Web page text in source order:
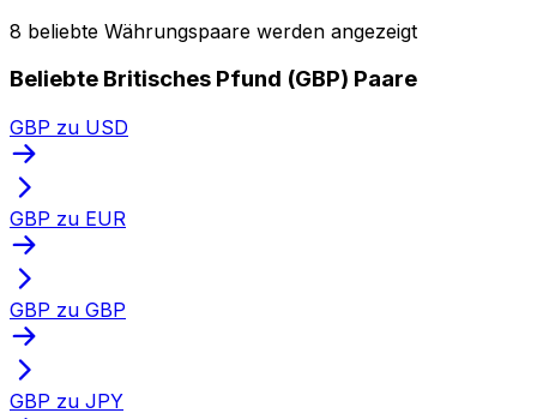
8 beliebte Währungspaare werden angezeigt
Beliebte Britisches Pfund (GBP) Paare
GBP zu USD
GBP zu EUR
GBP zu GBP
GBP zu JPY